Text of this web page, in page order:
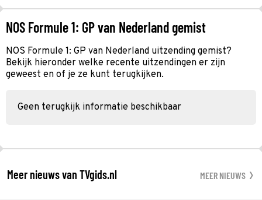
NOS Formule 1: GP van Nederland gemist
NOS Formule 1: GP van Nederland uitzending gemist?
Bekijk hieronder welke recente uitzendingen er zijn
geweest en of je ze kunt terugkijken.
Geen terugkijk informatie beschikbaar
Meer nieuws van TVgids.nl MEER NIEUWS